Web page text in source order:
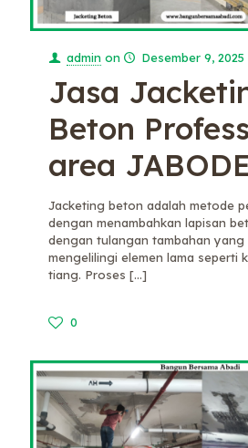
admin on Desember 9, 2025
Jasa
Beton
area
Jacketing beton adalah metode
dengan menambahkan lapisan
dengan tulangan tambahan yang
mengelilingi elemen lama seperti
tiang. Proses […]
0